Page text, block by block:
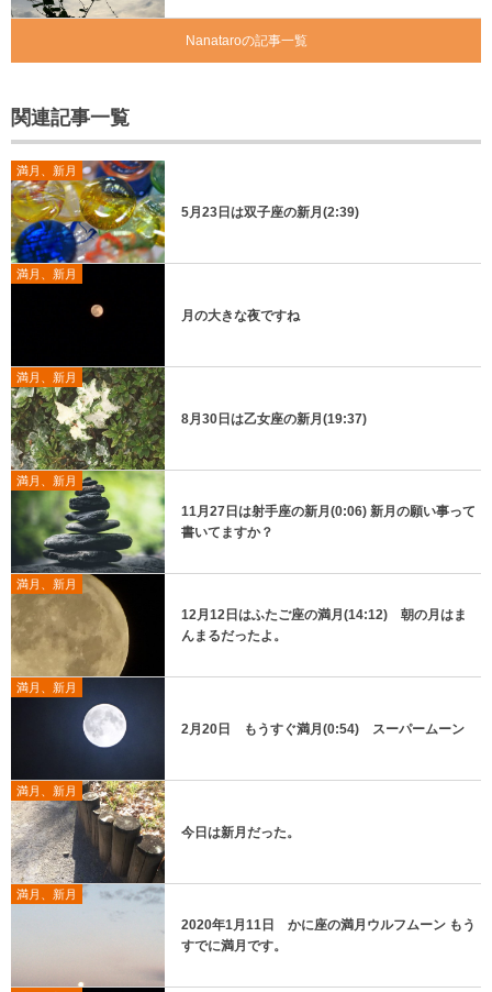
Nanataroの記事一覧
関連記事一覧
満月、新月
5月23日は双子座の新月(2:39)
満月、新月
月の大きな夜ですね
満月、新月
8月30日は乙女座の新月(19:37)
満月、新月
11月27日は射手座の新月(0:06) 新月の願い事って
書いてますか？
満月、新月
12月12日はふたご座の満月(14:12) 朝の月はま
んまるだったよ。
満月、新月
2月20日 もうすぐ満月(0:54) スーパームーン
満月、新月
今日は新月だった。
満月、新月
2020年1月11日 かに座の満月ウルフムーン もう
すでに満月です。